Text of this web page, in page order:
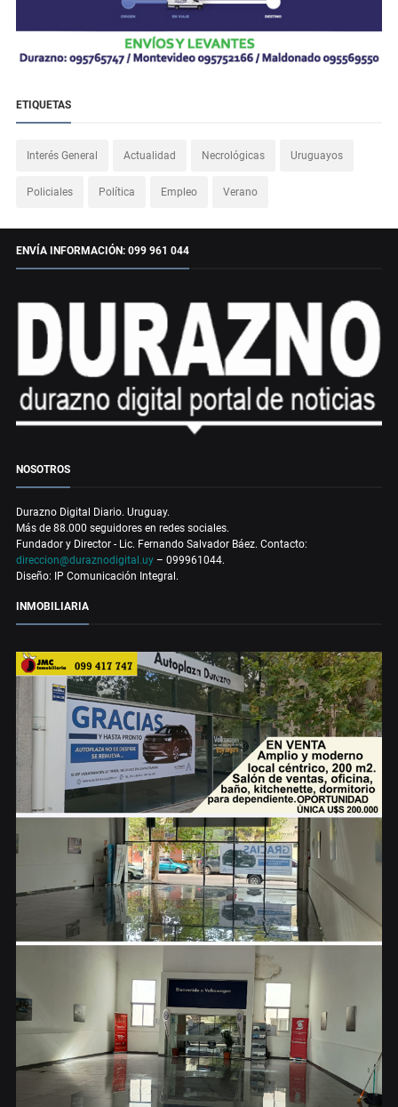
ETIQUETAS
Interés General Actualidad Necrológicas Uruguayos
Policiales Política Empleo Verano
ENVÍA INFORMACIÓN: 099 961 044
NOSOTROS
Durazno Digital Diario. Uruguay.
Más de 88.000 seguidores en redes sociales.
Fundador y Director - Lic. Fernando Salvador Báez. Contacto:
direccion@duraznodigital.uy – 099961044.
Diseño: IP Comunicación Integral.
INMOBILIARIA